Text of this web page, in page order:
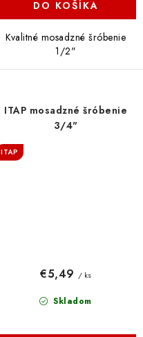
DO KOŠÍKA
Kvalitné mosadzné šróbenie
1/2"
ITAP mosadzné šróbenie
3/4"
ITAP
Skladom
€5,49 / ks